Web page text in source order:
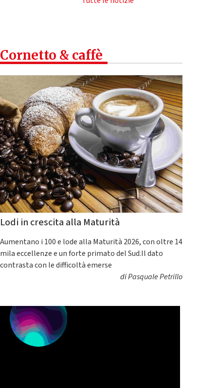
Cornetto & caffè
Lodi in crescita alla Maturità
Aumentano i 100 e lode alla Maturità 2026, con oltre 14
mila eccellenze e un forte primato del Sud.Il dato
contrasta con le difficoltà emerse
diPasquale Petrillo